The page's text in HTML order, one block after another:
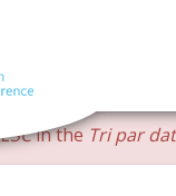
in theTri par